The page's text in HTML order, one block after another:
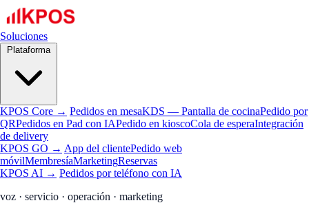
Soluciones
Plataforma
KPOS Core → Pedidos en mesaKDS — Pantalla de cocinaPedido por
QRPedidos en Pad con IAPedido en kioscoCola de esperaIntegración
de delivery
KPOS GO → App del clientePedido web
móvilMembresíaMarketingReservas
KPOS AI → Pedidos por teléfono con IA
voz · servicio · operación · marketing